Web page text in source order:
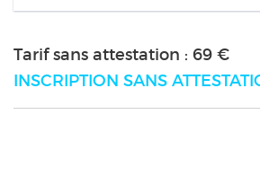
Tarif sans attestation : 69 €
INSCRIPTION SANS